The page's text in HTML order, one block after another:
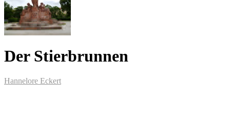
Der Stierbrunnen
Hannelore Eckert